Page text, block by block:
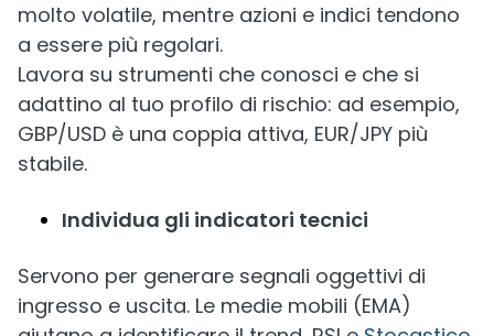
molto volatile, mentre azioni e indici tendono
a essere più regolari.
Lavora su strumenti che conosci e che si
adattino al tuo profilo di rischio: ad esempio,
GBP/USD è una coppia attiva, EUR/JPY più
stabile.
Individua gli indicatori tecnici
Servono per generare segnali oggettivi di
ingresso e uscita. Le medie mobili (EMA)